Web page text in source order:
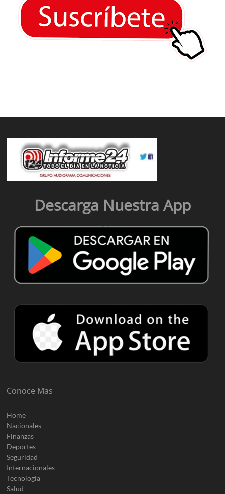
Descarga Nuestra App
Conoce Mas
Home
Nacionales
Finanzas
Deportes
Seguridad
Internacionales
Tecnologia
Salud